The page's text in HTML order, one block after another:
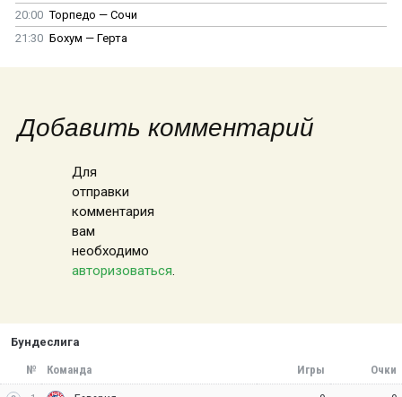
20:00 Торпедо — Сочи
21:30 Бохум — Герта
Добавить комментарий
Для
отправки
комментария
вам
необходимо
авторизоваться.
Бундеслига
№ Команда Игры Очки